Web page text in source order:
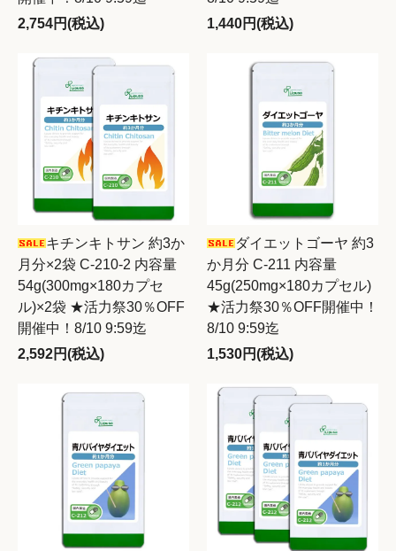
2,754円(税込)
1,440円(税込)
キチンキトサン 約3か
月分×2袋 C-210-2 内容量
54g(300mg×180カプセ
ル)×2袋 ★活力祭30％OFF
開催中！8/10 9:59迄
2,592円(税込)
ダイエットゴーヤ 約3
か月分 C-211 内容量
45g(250mg×180カプセル)
★活力祭30％OFF開催中！
8/10 9:59迄
1,530円(税込)